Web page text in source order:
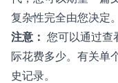
复杂性完全由您决定。
注意： 您可以通过查
际花费多少。有关单
史记录。